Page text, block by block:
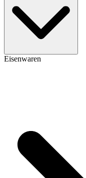
Eisenwaren